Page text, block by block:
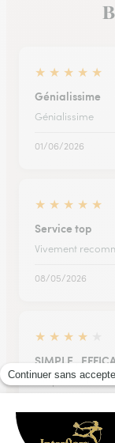
★ ★ ★ ★ ★
Génialissime
Génialissime
01/06/2026
★ ★ ★ ★ ★
Service top
Vivement
08/05/2026
★ ★ ★ ★
SIMPLE ,
Simple et facile
08/04/2026